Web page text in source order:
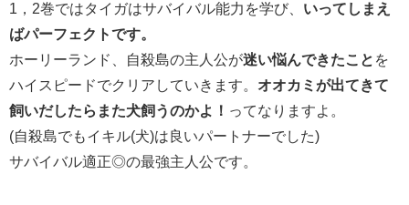
1，2巻ではタイガはサバイバル能力を学び、 いってしまえ
ばパーフェクトです。
ホーリーランド、自殺島の主人公が迷い悩んできたこと を
ハイスピードでクリアしていきます。 オオカミが出てきて
飼いだしたらまた犬飼うのかよ！ ってなりますよ。
(自殺島でもイキル(犬)は良いパートナーでした)
サバイバル適正◎の最強主人公です。